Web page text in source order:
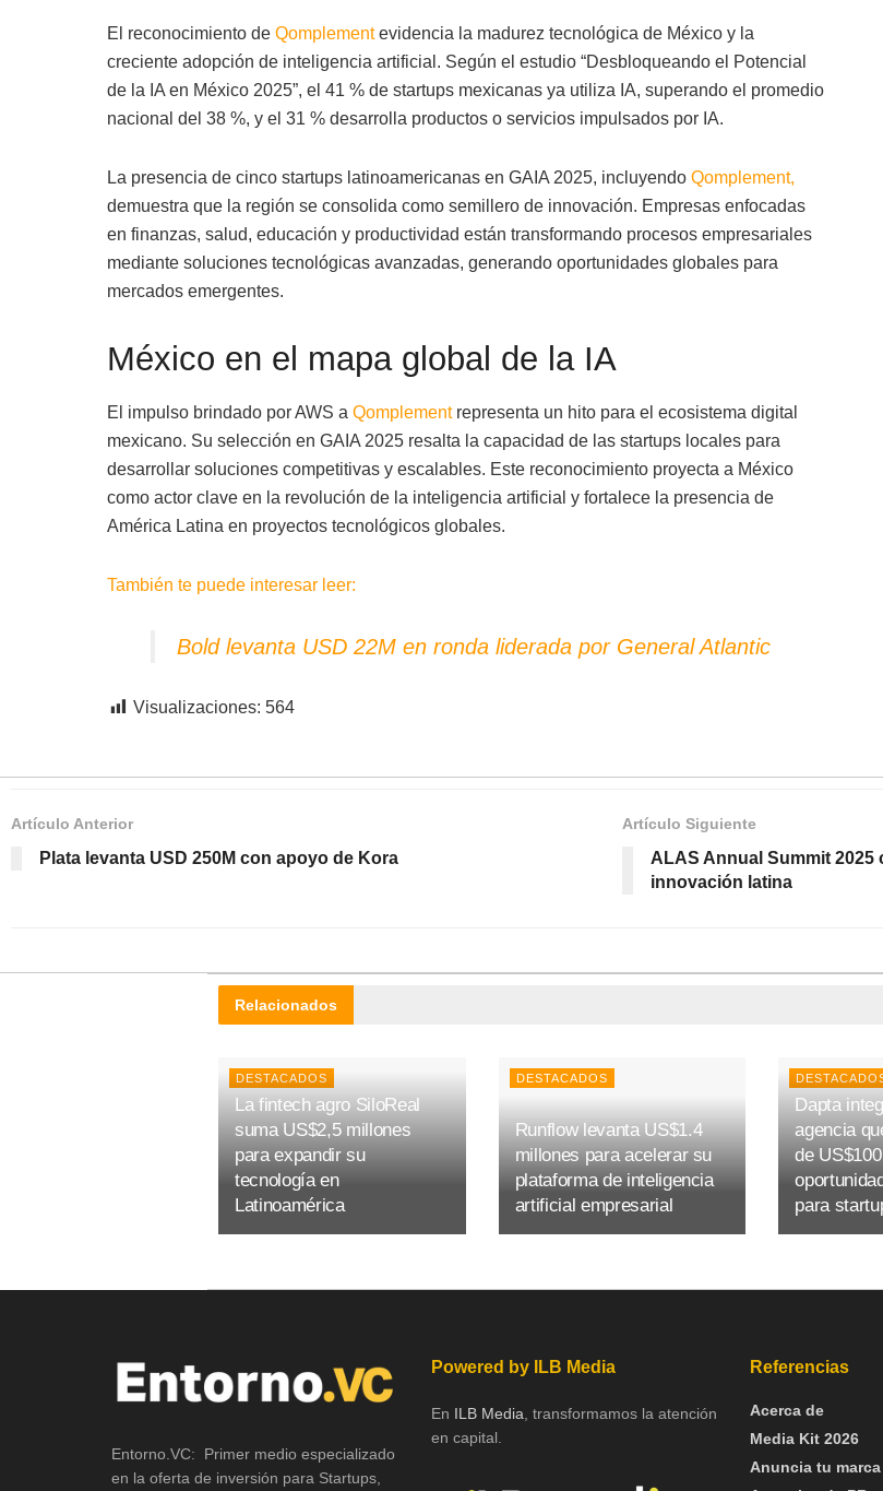
El reconocimiento de Qomplementevidencia la madurez tecnológica de México y la
creciente adopción de inteligencia artificial. Según el estudio “Desbloqueando el Potencial
de la IA en México 2025”, el 41 % de startups mexicanas ya utiliza IA, superando el promedio
nacional del 38 %, y el 31 % desarrolla productos o servicios impulsados por IA.
La presencia de cinco startups latinoamericanas en GAIA 2025, incluyendo Qomplement,
demuestra que la región se consolida como semillero de innovación. Empresas enfocadas
en finanzas, salud, educación y productividad están transformando procesos empresariales
mediante soluciones tecnológicas avanzadas, generando oportunidades globales para
mercados emergentes.
México en el mapa global de la IA
El impulso brindado por AWS a Qomplementrepresenta un hito para el ecosistema digital
mexicano. Su selección en GAIA 2025 resalta la capacidad de las startups locales para
desarrollar soluciones competitivas y escalables. Este reconocimiento proyecta a México
como actor clave en la revolución de la inteligencia artificial y fortalece la presencia de
América Latina en proyectos tecnológicos globales.
También te puede interesar leer:
Bold levanta USD 22M en ronda liderada por General Atlantic
Visualizaciones: 564
Artículo Anterior
Plata levanta USD 250M con apoyo de Kora
Artículo Siguiente
ALAS Annual Summit
innovación latina
Relacionados
DESTACADOS
La fintech agro SiloReal
suma US$2,5 millones
para expandir su
tecnología en
Latinoamérica
DESTACADOS
Runflow levanta US$1.4
millones para acelerar su
plataforma de inteligencia
artificial empresarial
Dapta
agencia
de
para
Entorno.VC: Primer medio especializado
en la oferta de inversión para Startups,
Powered by ILB Media
En ILB Media, transformamos la atención
en capital.
Referencias
Acerca de
Media Kit 2026
Anuncia tu